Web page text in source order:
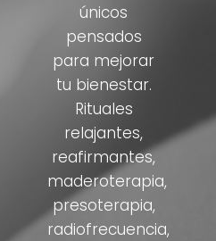
únicos
pensados
para mejorar
tu bienestar.
Rituales
relajantes,
reafirmantes,
maderoterapia,
presoterapia,
radiofrecuencia,